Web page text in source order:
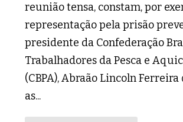
reunião tensa, constam, por
representação pela prisão
presidente da Confederação
Trabalhadores da Pesca e
(CBPA), Abraão Lincoln Ferreira
as...